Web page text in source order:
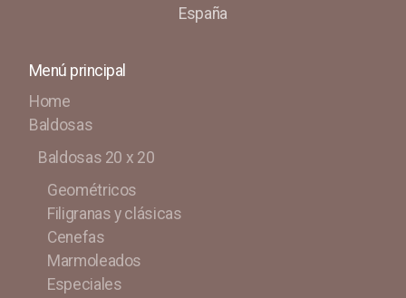
España
Menú principal
Home
Baldosas
Baldosas 20 x 20
Geométricos
Filigranas y clásicas
Cenefas
Marmoleados
Especiales